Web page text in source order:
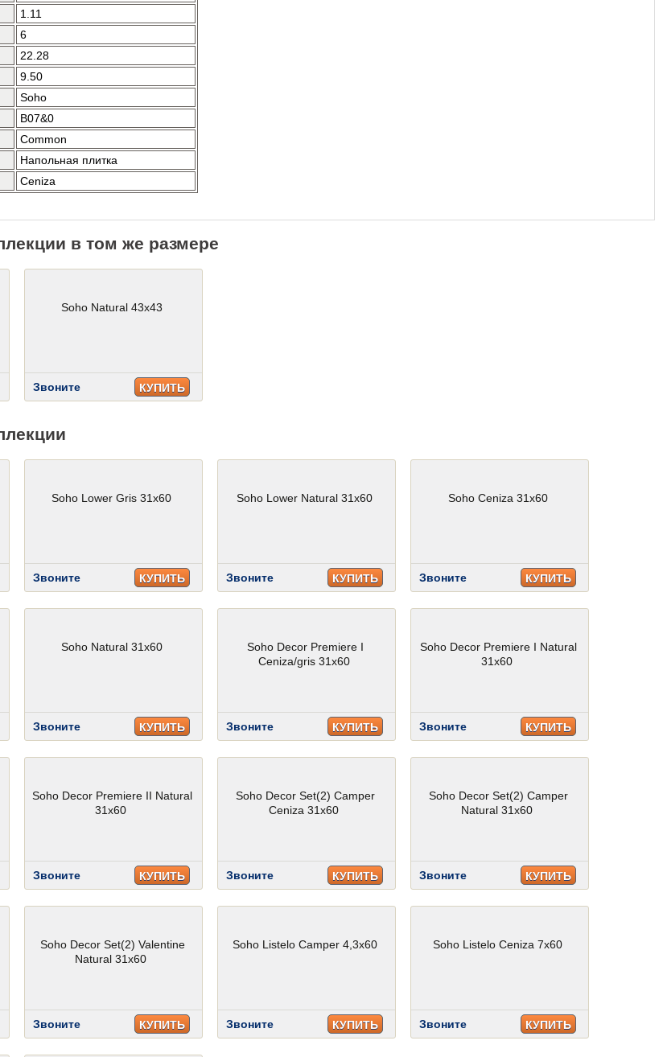
1.11
6
22.28
9.50
Soho
B07&0
Common
Напольная плитка
Ceniza
в том же размере
Soho Natural 43x43
Звоните КУПИТЬ
Soho Lower Gris 31x60
Звоните КУПИТЬ
Soho Lower Natural 31x60
Звоните КУПИТЬ
Soho Ceniza 31x60
Звоните КУПИТЬ
Soho Natural 31x60
Звоните КУПИТЬ
Soho Decor Premiere I
Ceniza/gris 31x60
Звоните КУПИТЬ
Soho Decor Premiere I Natural
31x60
Звоните КУПИТЬ
Soho Decor Premiere II Natural
31x60
Звоните КУПИТЬ
Soho Decor Set(2) Camper
Ceniza 31x60
Звоните КУПИТЬ
Soho Decor Set(2) Camper
Natural 31x60
Звоните КУПИТЬ
Soho Decor Set(2) Valentine
Natural 31x60
Звоните КУПИТЬ
Soho Listelo Camper 4,3x60
Звоните КУПИТЬ
Soho Listelo Ceniza 7x60
Звоните КУПИТЬ